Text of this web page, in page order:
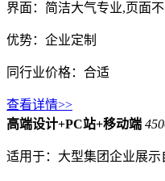
界面：简洁大气专业,页面
优势：企业定制
同行业价格：合适
查看详情>>
高端设计+PC站+移动端
适用于：大型集团企业展